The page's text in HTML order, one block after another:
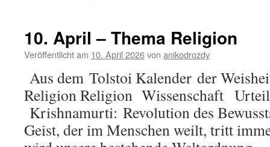
Das
Böse
10. April – Thema Religion
Veröffentlicht am 10. April 2026von anikodrozdy
Aus dem Tolstoi Kalender der
Religion Religion
Krishnamurti: Revolution des
Geist, der im Menschen weilt, tritt